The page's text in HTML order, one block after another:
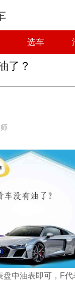
选车
了？
盘中油表即可，F